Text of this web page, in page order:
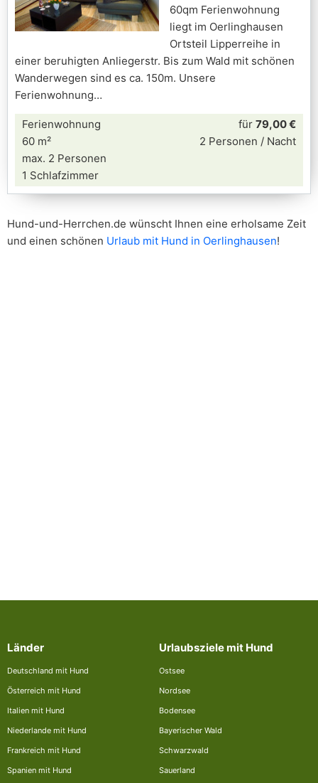
60qm Ferienwohnung
liegt im Oerlinghausen
Ortsteil Lipperreihe in
einer beruhigten Anliegerstr. Bis zum Wald mit schönen
Wanderwegen sind es ca. 150m. Unsere
Ferienwohnung
Ferienwohnung
60 m²
max. 2 Personen
1 Schlafzimmer
für 79,00 €
2 Personen / Nacht
Hund-und-Herrchen.de wünscht Ihnen eine erholsame Zeit
und einen schönen Urlaub mit Hund in Oerlinghausen!
Länder
Deutschland mit Hund
Österreich mit Hund
Italien mit Hund
Niederlande mit Hund
Frankreich mit Hund
Spanien mit Hund
Urlaubsziele mit Hund
Ostsee
Nordsee
Bodensee
Bayerischer Wald
Schwarzwald
Sauerland